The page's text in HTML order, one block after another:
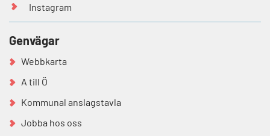
Instagram
Genvägar
Webbkarta
A till Ö
Kommunal anslagstavla
Jobba hos oss